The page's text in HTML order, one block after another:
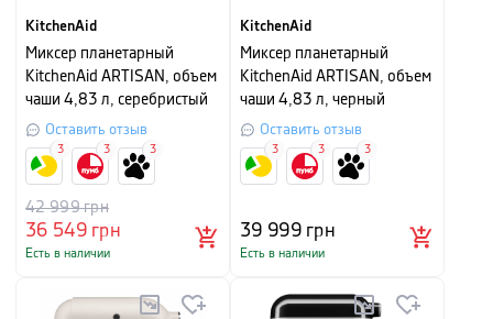
KitchenAid
Миксер планетарный
KitchenAid ARTISAN, объем
чаши 4,83 л, серебристый
Оставить отзыв
36 549грн
42 999грн
Есть в наличии
3 3 3
KitchenAid
Миксер планетарный
KitchenAid ARTISAN, объем
чаши 4,83 л, черный
матовый
Оставить отзыв
39 999грн
Есть в наличии
3 3 3